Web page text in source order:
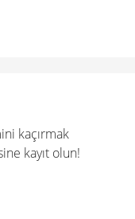
kaçırmak
kayıt olun!